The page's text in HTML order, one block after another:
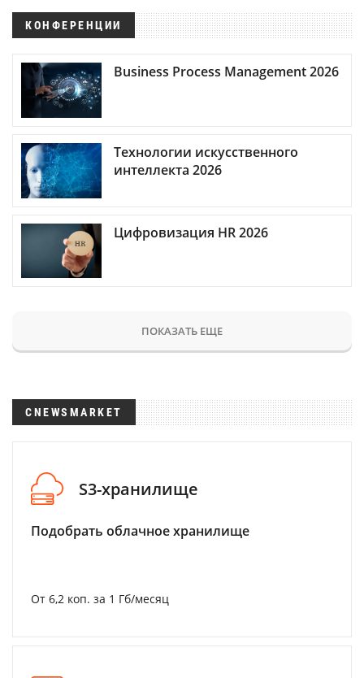
КОНФЕРЕНЦИИ
Business Process Management 2026
Технологии искусственного
интеллекта 2026
Цифровизация HR 2026
ПОКАЗАТЬ ЕЩЕ
CNEWSMARKET
S3-хранилище
Подобрать облачное хранилище
От 6,2 коп. за 1 Гб/месяц